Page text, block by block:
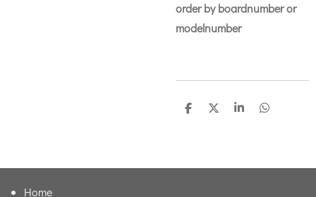
order by boardnumber or
modelnumber
D
D
S
D
Home